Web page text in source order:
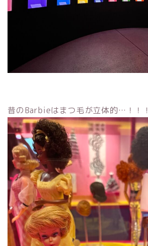
昔のBarbieはまつ毛が立体的…！！！